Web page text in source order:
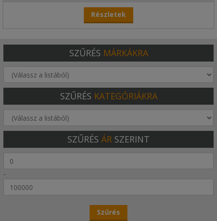
Részletek
SZŰRÉS MÁRKÁKRA
SZŰRÉS KATEGÓRIÁKRA
SZŰRÉS ÁR SZERINT
-